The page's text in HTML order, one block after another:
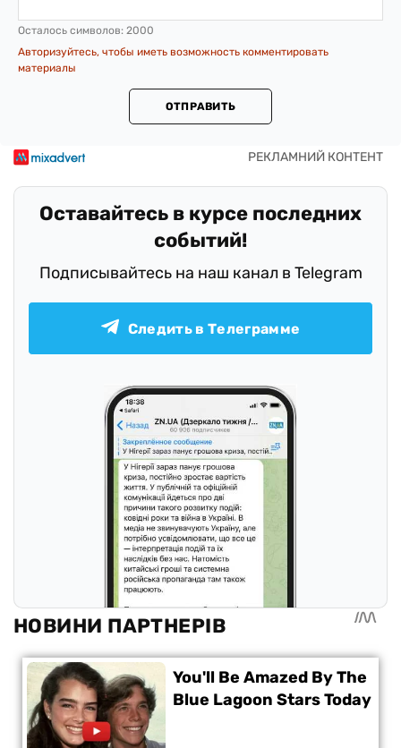
Осталось символов: 2000
Авторизуйтесь, чтобы иметь возможность комментировать
материалы
ОТПРАВИТЬ
Оставайтесь в курсе последних
событий!
Подписывайтесь на наш канал в Telegram
Следить в Телеграмме